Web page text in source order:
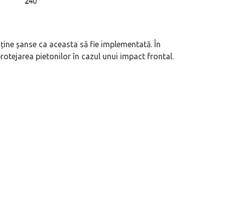
șanse ca aceasta să fie implementată. În
pietonilor în cazul unui impact frontal.